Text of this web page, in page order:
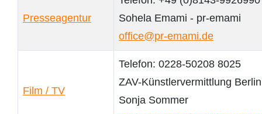
Presseagentur
Sohela Emami - pr-emami
office@pr-emami.de
Film / TV
Telefon: 0228-50208 8025
ZAV-Künstlervermittlung
Sonja Sommer